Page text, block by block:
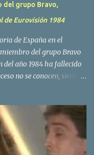
del grupo Bravo,
de Eurovisión 1984
de España en el
del grupo Bravo
del año 1984 ha fallecido
no se conocen, siendo
en 1951, durante su
conoció al
a actuar
sin atreverse a dar el